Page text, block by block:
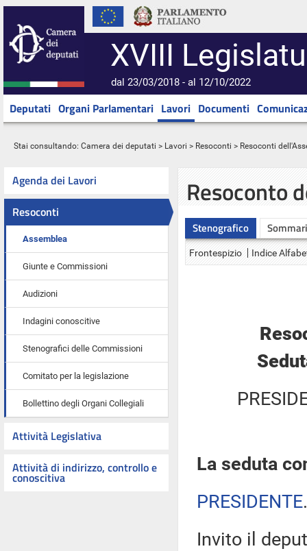
XVIII
dal 23/03/2018 - al 12/10/2022
Deputati Organi Parlamentari Lavori Documenti
Stai consultando: Camera dei deputati > Lavori > Resoconti > Resoconti
Agenda dei Lavori
Resoconti
Assemblea
Giunte e Commissioni
Audizioni
Indagini conoscitive
Stenografici delle Commissioni
Comitato per la legislazione
Bollettino degli Organi Collegiali
Attività Legislativa
Attività di indirizzo, controllo e
conoscitiva
Resoconto
Stenografico
Frontespizio Indice
La seduta
PRESIDENTE
Invito il